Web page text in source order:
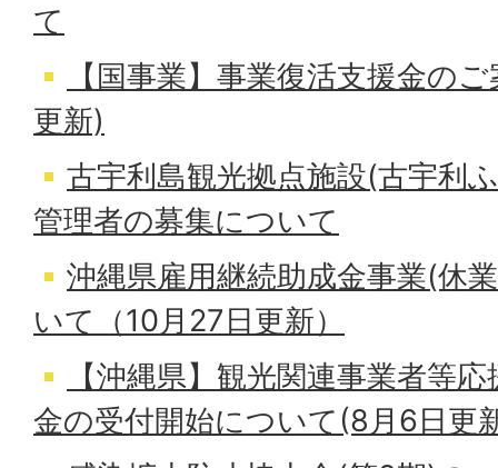
て
【国事業】事業復活支援金の
更新)
古宇利島観光拠点施設(古宇利
管理者の募集について
沖縄県雇用継続助成金事業(休
いて（10月27日更新）
【沖縄県】観光関連事業者等
金の受付開始について(8月6日更